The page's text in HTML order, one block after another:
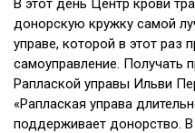
В этот день Центр крови
донорскую кружку самой
управе, которой в этот раз
самоуправление. Получать
Раплаской управы Ильви
«Раплаская управа
поддерживает донорство.